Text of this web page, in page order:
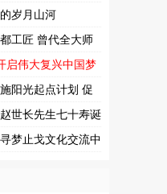
峰论坛”在成...
岁月山河
工匠 曾代全大师
伟大复兴中国梦
阳光起点计划 促
世长先生七十寿诞
梦止戈文化交流中